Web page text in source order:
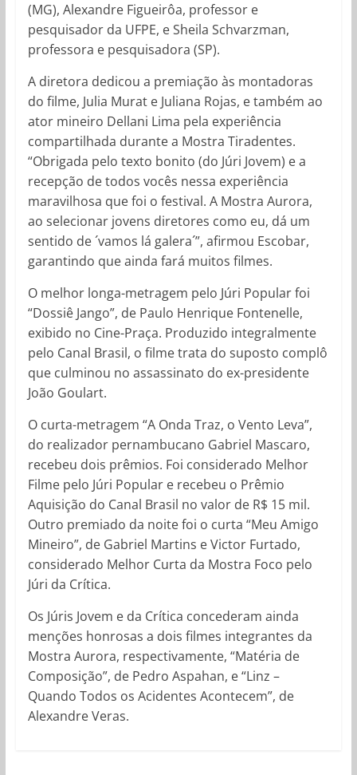
(MG), Alexandre Figueirôa, professor e
pesquisador da UFPE, e Sheila Schvarzman,
professora e pesquisadora (SP).
A diretora dedicou a premiação às montadoras
do filme, Julia Murat e Juliana Rojas, e também ao
ator mineiro Dellani Lima pela experiência
compartilhada durante a Mostra Tiradentes.
“Obrigada pelo texto bonito (do Júri Jovem) e a
recepção de todos vocês nessa experiência
maravilhosa que foi o festival. A Mostra Aurora,
ao selecionar jovens diretores como eu, dá um
sentido de ´vamos lá galera´”, afirmou Escobar,
garantindo que ainda fará muitos filmes.
O melhor longa-metragem pelo Júri Popular foi
“Dossiê Jango”, de Paulo Henrique Fontenelle,
exibido no Cine-Praça. Produzido integralmente
pelo Canal Brasil, o filme trata do suposto complô
que culminou no assassinato do ex-presidente
João Goulart.
O curta-metragem “A Onda Traz, o Vento Leva”,
do realizador pernambucano Gabriel Mascaro,
recebeu dois prêmios. Foi considerado Melhor
Filme pelo Júri Popular e recebeu o Prêmio
Aquisição do Canal Brasil no valor de R$ 15 mil.
Outro premiado da noite foi o curta “Meu Amigo
Mineiro”, de Gabriel Martins e Victor Furtado,
considerado Melhor Curta da Mostra Foco pelo
Júri da Crítica.
Os Júris Jovem e da Crítica concederam ainda
menções honrosas a dois filmes integrantes da
Mostra Aurora, respectivamente, “Matéria de
Composição”, de Pedro Aspahan, e “Linz –
Quando Todos os Acidentes Acontecem”, de
Alexandre Veras.